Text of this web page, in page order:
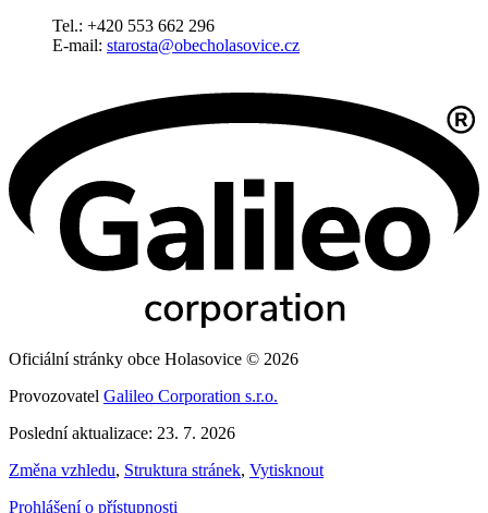
Tel.: +420 553 662 296
E-mail: starosta@obecholasovice.cz
Oficiální stránky obce Holasovice © 2026
Provozovatel Galileo Corporation s.r.o.
Poslední aktualizace: 23. 7. 2026
Změna vzhledu, Struktura stránek, Vytisknout
Prohlášení o přístupnosti